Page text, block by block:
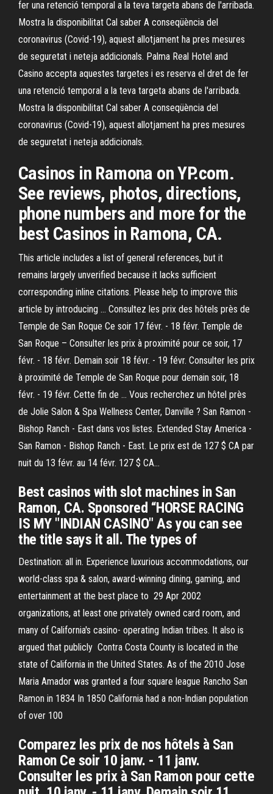
fer una retenció temporal a la teva targeta abans de l'arribada.
Mostra la disponibilitat Cal saber A conseqüència del
coronavirus (Covid-19), aquest allotjament ha pres mesures
de seguretat i neteja addicionals. Palma Real Hotel and
Casino accepta aquestes targetes i es reserva el dret de fer
una retenció temporal a la teva targeta abans de l'arribada.
Mostra la disponibilitat Cal saber A conseqüència del
coronavirus (Covid-19), aquest allotjament ha pres mesures
de seguretat i neteja addicionals.
Casinos in Ramona on YP.com.
See reviews, photos, directions,
phone numbers and more for the
best Casinos in Ramona, CA.
This article includes a list of general references, but it
remains largely unverified because it lacks sufficient
corresponding inline citations. Please help to improve this
article by introducing … Consultez les prix des hôtels près de
Temple de San Roque Ce soir 17 févr. - 18 févr. Temple de
San Roque – Consulter les prix à proximité pour ce soir, 17
févr. - 18 févr. Demain soir 18 févr. - 19 févr. Consulter les prix
à proximité de Temple de San Roque pour demain soir, 18
févr. - 19 févr. Cette fin de … Vous recherchez un hôtel près
de Jolie Salon & Spa Wellness Center, Danville ? San Ramon -
Bishop Ranch - East dans vos listes. Extended Stay America -
San Ramon - Bishop Ranch - East. Le prix est de 127 $ CA par
nuit du 13 févr. au 14 févr. 127 $ CA…
Best casinos with slot machines in San
Ramon, CA. Sponsored “HORSE RACING
IS MY "INDIAN CASINO" As you can see
the title says it all. The types of
Destination: all in. Experience luxurious accommodations, our
world-class spa & salon, award-winning dining, gaming, and
entertainment at the best place to 29 Apr 2002
organizations, at least one privately owned card room, and
many of California's casino- operating Indian tribes. It also is
argued that publicly Contra Costa County is located in the
state of California in the United States. As of the 2010 Jose
Maria Amador was granted a four square league Rancho San
Ramon in 1834 In 1850 California had a non-Indian population
of over 100
Comparez les prix de nos hôtels à San
Ramon Ce soir 10 janv. - 11 janv.
Consulter les prix à San Ramon pour cette